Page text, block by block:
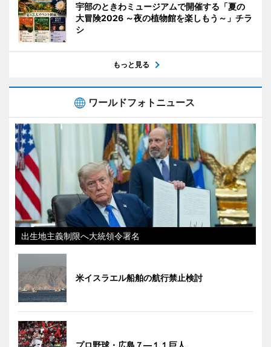
宇部のときわミュージアムで開催する「夏の
大冒険2026 ～夜の植物館を楽しもう～」チラ
シ
もっと見る
ワールドフォトニュース
出生地主義制限へ大統領令署名
米イスラエル船舶の航行禁止検討
プロ野球・広島７―１１巨人